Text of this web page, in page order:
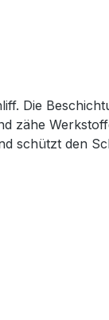
Die
zähe
schützt den